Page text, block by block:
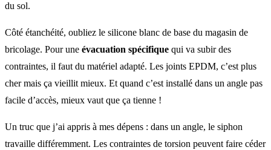
du sol.
Côté étanchéité, oubliez le silicone blanc de base du magasin de
bricolage. Pour une évacuation spécifique qui va subir des
contraintes, il faut du matériel adapté. Les joints EPDM, c’est plus
cher mais ça vieillit mieux. Et quand c’est installé dans un angle pas
facile d’accès, mieux vaut que ça tienne !
Un truc que j’ai appris à mes dépens : dans un angle, le siphon
travaille différemment. Les contraintes de torsion peuvent faire céder